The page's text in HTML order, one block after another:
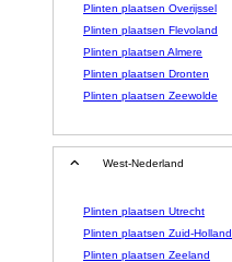
Plinten plaatsen Overijssel
Plinten plaatsen Flevoland
Plinten plaatsen Almere
Plinten plaatsen Dronten
Plinten plaatsen Zeewolde
West-Nederland
Plinten plaatsen Utrecht
Plinten plaatsen Zuid-Holland
Plinten plaatsen Zeeland